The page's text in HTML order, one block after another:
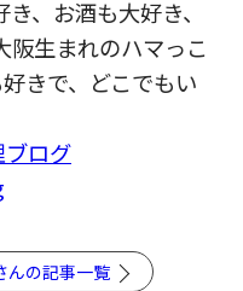
、お酒も大好き、
阪生まれのハマっこ
きで、どこでもい
ログ
んの記事一覧